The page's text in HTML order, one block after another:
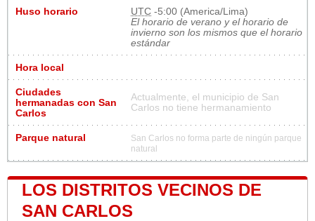
Huso horario UTC -5:00 (America/Lima)
El horario de verano y el horario de
invierno son los mismos que el horario
estándar
Hora local
Ciudades
hermanadas con San
Carlos
Actualmente, el municipio de San
Carlos no tiene hermanamiento
Parque natural
San Carlos no forma parte de ningún parque
natural
LOS DISTRITOS VECINOS DE
SAN CARLOS